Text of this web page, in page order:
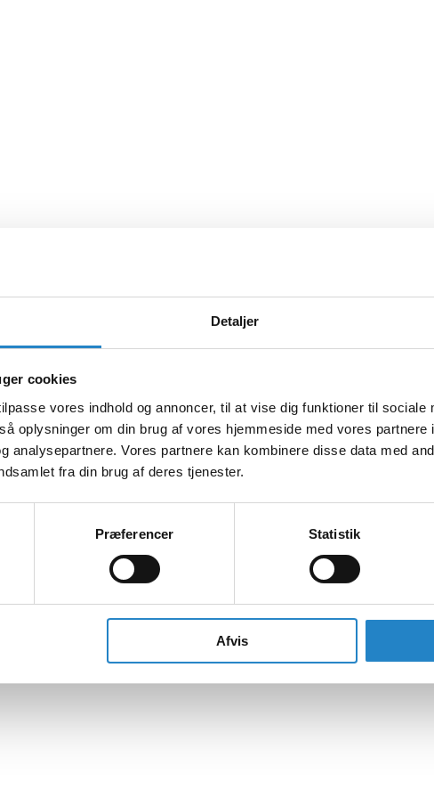
Detaljer
cookies
vores indhold og annoncer, til at vise dig funktioner til sociale
oplysninger om din brug af vores hjemmeside med vores partnere
analysepartnere. Vores partnere kan kombinere disse data med
fra din brug af deres tjenester.
Præferencer Statistik
Afvis